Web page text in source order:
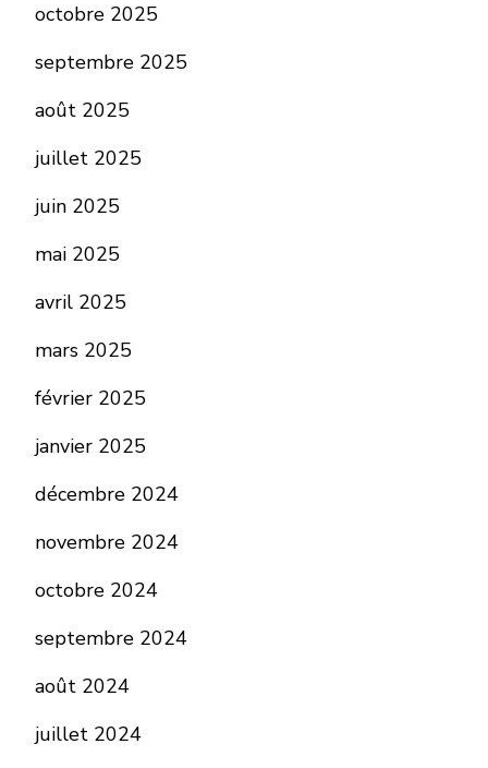
octobre 2025
septembre 2025
août 2025
juillet 2025
juin 2025
mai 2025
avril 2025
mars 2025
février 2025
janvier 2025
décembre 2024
novembre 2024
octobre 2024
septembre 2024
août 2024
juillet 2024